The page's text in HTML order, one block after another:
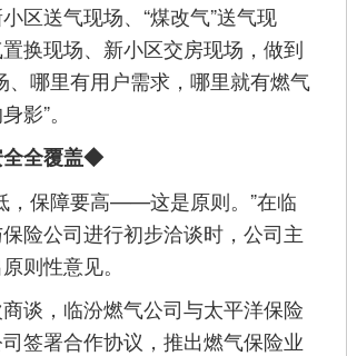
区送气现场、“煤改气”送气现
换现场、新小区交房现场，做到
、哪里有用户需求，哪里就有燃气
影”。
全覆盖◆
保障要高——这是原则。”在临
险公司进行初步洽谈时，公司主
则性意见。
，临汾燃气公司与太平洋保险
签署合作协议，推出燃气保险业